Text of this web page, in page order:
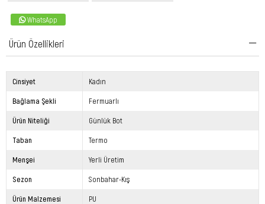
WhatsApp
Ürün Özellikleri
Cinsiyet Kadın
Bağlama Şekli Fermuarlı
Ürün Niteliği Günlük Bot
Taban Termo
Menşei Yerli Üretim
Sezon Sonbahar-Kış
Ürün Malzemesi PU